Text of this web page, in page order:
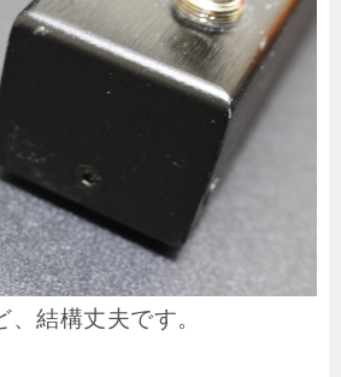
結構丈夫です。